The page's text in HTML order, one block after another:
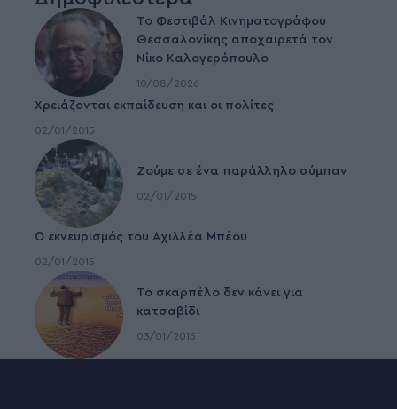
Το Φεστιβάλ Κινηματογράφου
Θεσσαλονίκης αποχαιρετά τον
Νίκο Καλογερόπουλο
10/08/2026
Χρειάζονται εκπαίδευση και οι πολίτες
02/01/2015
Ζούμε σε ένα παράλληλο σύμπαν
02/01/2015
Ο εκνευρισμός του Αχιλλέα Μπέου
02/01/2015
To σκαρπέλο δεν κάνει για
κατσαβίδι
03/01/2015